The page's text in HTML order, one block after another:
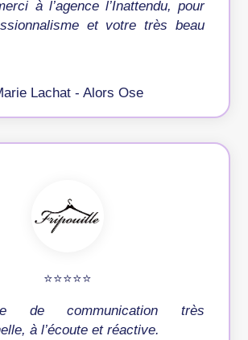
à l’agence l’Inattendu, pour
et votre très beau
Lachat - Alors Ose
⭐️⭐️⭐️⭐️⭐️
de communication très
à l’écoute et réactive.